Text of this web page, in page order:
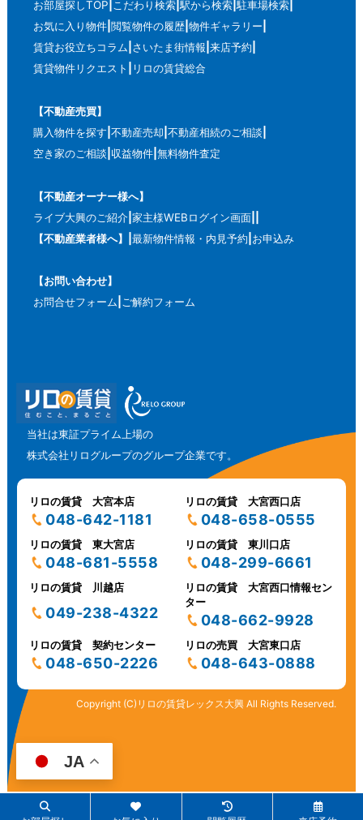
お部屋探しTOP こだわり検索 駅から検索 駐車場検索
お気に入り物件 閲覧物件の履歴 物件ギャラリー
賃貸お役立ちコラム さいたま街情報 来店予約
賃貸物件リクエスト
リロの賃貸総合
【不動産売買】
購入物件を探す 不動産売却 不動産相続のご相談
空き家のご相談 収益物件 無料物件査定
【不動産オーナー様へ】
ライブ大興のご紹介 家主様WEBログイン画面
【不動産業者様へ】
最新物件情報・内見予約 お申込み
【お問い合わせ】
お問合せフォーム ご解約フォーム
当社は東証プライム上場の
株式会社リログループのグループ企業です。
リロの賃貸 大宮本店
048-642-1181
リロの賃貸 大宮西口店
048-658-0555
リロの賃貸 東大宮店
048-681-5558
リロの賃貸 東川口店
048-299-6661
リロの賃貸 川越店
049-238-4322
リロの賃貸 大宮西口情報セン
ター
048-662-9928
リロの賃貸 契約センター
048-650-2226
リロの売買 大宮東口店
048-643-0888
Copyright (C)リロの賃貸レックス大興 All Rights Reserved.
JA